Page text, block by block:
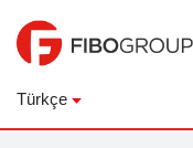
Türkçe